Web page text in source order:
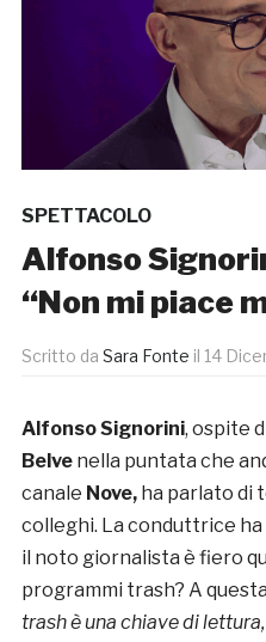
SPETTACOLO
Alfonso
“Non mi piace
Scritto da Sara Fonte il 14
Alfonso Signorini, ospite
Belve nella puntata che
canale Nove,ha parlato di
colleghi. La conduttrice
il noto giornalista è fiero
programmi trash? A
trash è una chiave di